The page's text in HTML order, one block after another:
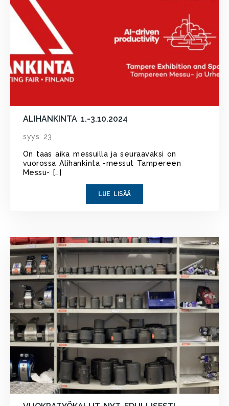
ALIHANKINTA 1.-3.10.2024
syys 23
On taas aika messuilla ja seuraavaksi on
vuorossa Alihankinta -messut Tampereen
Messu- […]
LUE LISÄÄ